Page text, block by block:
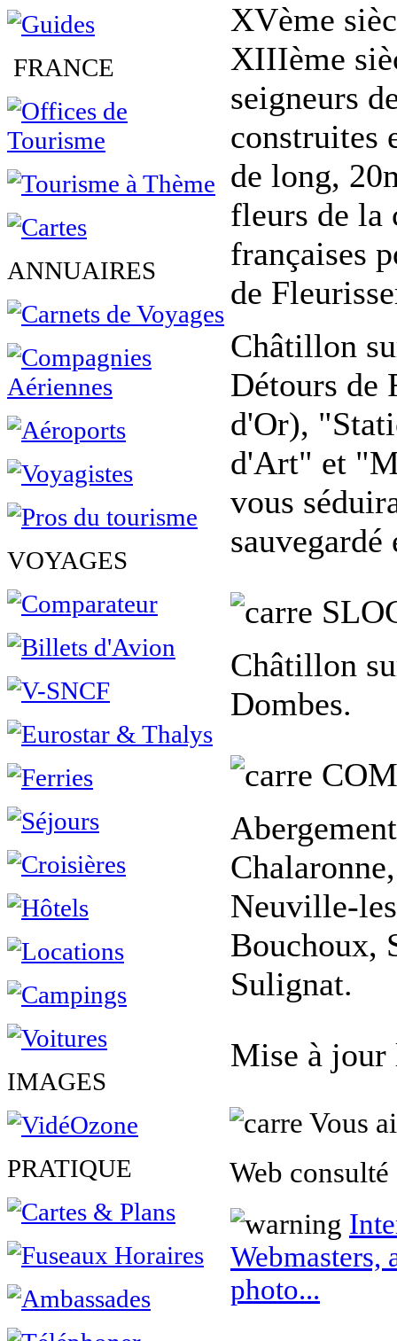
FRANCE
ANNUAIRES
VOYAGES
IMAGES
PRATIQUE
XVème
XIIIème
seigneurs
construites
de long,
fleurs de la
françaises
de
Châtillon
Détours de
d'Or),
d'Art" et
vous
sauvegardé
Châtillon
Dombes.
Neuville-
Bouchoux,
Sulignat.
Mise à jour
Vous
Web
photo...